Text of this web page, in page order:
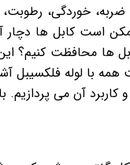
ضربه، خوردگی،
است کابل ها دچار
ها محافظت کنیم؟ این
با لوله فلکسیبل
آن می پردازیم.